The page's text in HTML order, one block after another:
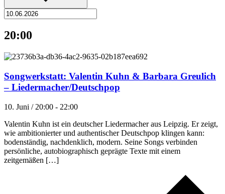
20:00
Songwerkstatt: Valentin Kuhn & Barbara Greulich
– Liedermacher/Deutschpop
10. Juni / 20:00 - 22:00
Valentin Kuhn ist ein deutscher Liedermacher aus Leipzig. Er zeigt,
wie ambitionierter und authentischer Deutschpop klingen kann:
bodenständig, nachdenklich, modern. Seine Songs verbinden
persönliche, autobiographisch geprägte Texte mit einem
zeitgemäßen […]